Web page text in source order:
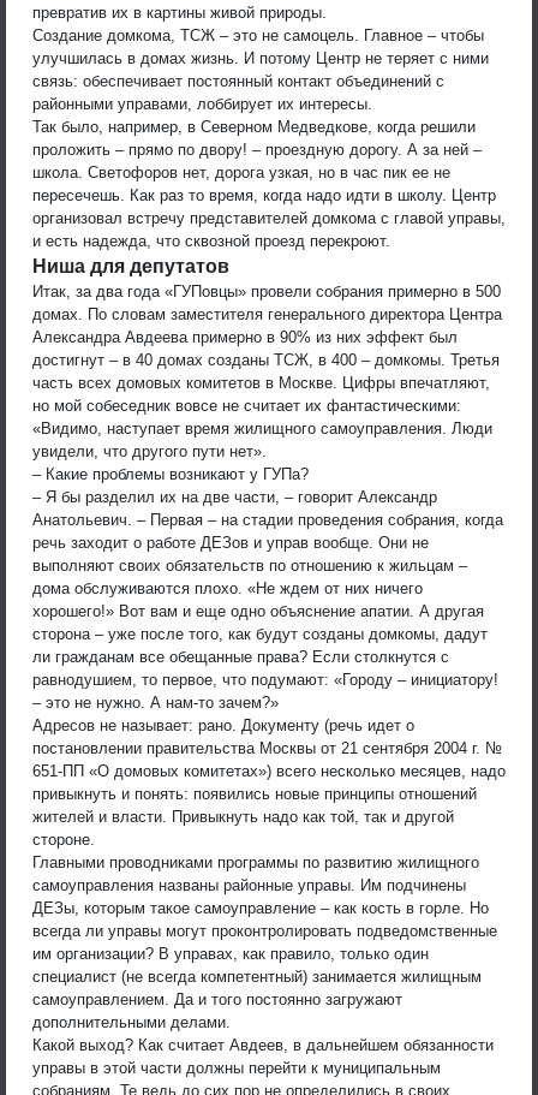
превратив их в картины живой природы.
Создание домкома, ТСЖ – это не самоцель. Главное – чтобы
улучшилась в домах жизнь. И потому Центр не теряет с ними
связь: обеспечивает постоянный контакт объединений с
районными управами, лоббирует их интересы.
Так было, например, в Северном Медведкове, когда решили
проложить – прямо по двору! – проездную дорогу. А за ней –
школа. Светофоров нет, дорога узкая, но в час пик ее не
пересечешь. Как раз то время, когда надо идти в школу. Центр
организовал встречу представителей домкома с главой управы,
и есть надежда, что сквозной проезд перекроют.
Ниша для депутатов
Итак, за два года «ГУПовцы» провели собрания примерно в 500
домах. По словам заместителя генерального директора Центра
Александра Авдеева примерно в 90% из них эффект был
достигнут – в 40 домах созданы ТСЖ, в 400 – домкомы. Третья
часть всех домовых комитетов в Москве. Цифры впечатляют,
но мой собеседник вовсе не считает их фантастическими:
«Видимо, наступает время жилищного самоуправления. Люди
увидели, что другого пути нет».
– Какие проблемы возникают у ГУПа?
– Я бы разделил их на две части, – говорит Александр
Анатольевич. – Первая – на стадии проведения собрания, когда
речь заходит о работе ДЕЗов и управ вообще. Они не
выполняют своих обязательств по отношению к жильцам –
дома обслуживаются плохо. «Не ждем от них ничего
хорошего!» Вот вам и еще одно объяснение апатии. А другая
сторона – уже после того, как будут созданы домкомы, дадут
ли гражданам все обещанные права? Если столкнутся с
равнодушием, то первое, что подумают: «Городу – инициатору!
– это не нужно. А нам-то зачем?»
Адресов не называет: рано. Документу (речь идет о
постановлении правительства Москвы от 21 сентября 2004 г. №
651-ПП «О домовых комитетах») всего несколько месяцев, надо
привыкнуть и понять: появились новые принципы отношений
жителей и власти. Привыкнуть надо как той, так и другой
стороне.
Главными проводниками программы по развитию жилищного
самоуправления названы районные управы. Им подчинены
ДЕЗы, которым такое самоуправление – как кость в горле. Но
всегда ли управы могут проконтролировать подведомственные
им организации? В управах, как правило, только один
специалист (не всегда компетентный) занимается жилищным
самоуправлением. Да и того постоянно загружают
дополнительными делами.
Какой выход? Как считает Авдеев, в дальнейшем обязанности
управы в этой части должны перейти к муниципальным
собраниям. Те ведь до сих пор не определились в своих